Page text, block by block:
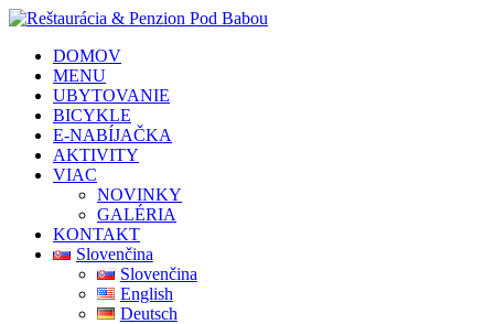
DOMOV
MENU
UBYTOVANIE
BICYKLE
E-NABÍJAČKA
AKTIVITY
VIAC
NOVINKY
GALÉRIA
KONTAKT
Slovenčina
Slovenčina
English
Deutsch